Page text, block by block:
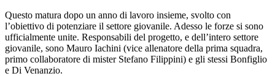
Questo matura dopo un anno di lavoro insieme, svolto con
l’obiettivo di potenziare il settore giovanile. Adesso le forze si sono
ufficialmente unite. Responsabili del progetto, e dell’intero settore
giovanile, sono Mauro Iachini (vice allenatore della prima squadra,
primo collaboratore di mister Stefano Filippini) e gli stessi Bonfiglio
e Di Venanzio.